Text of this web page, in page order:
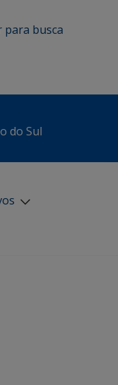
para busca
do Sul